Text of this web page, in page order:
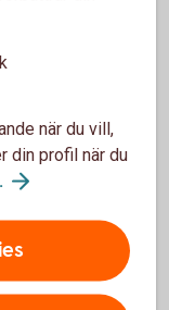
i din mobil
när du vill,
din profil när du
.